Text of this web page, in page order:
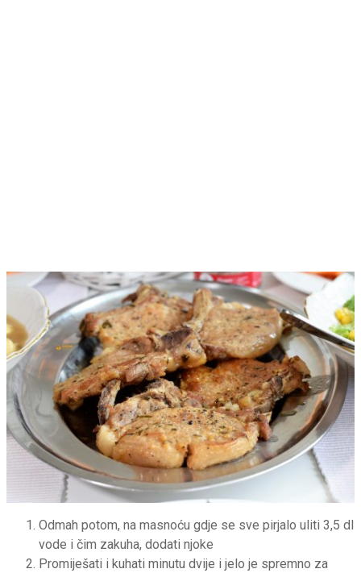
Odmah potom, na masnoću gdje se sve pirjalo uliti 3,5 dl
vode i čim zakuha, dodati njoke
Promiješati i kuhati minutu dvije i jelo je spremno za